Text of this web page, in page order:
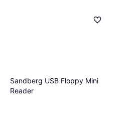
Sandberg USB Floppy Mini
Reader